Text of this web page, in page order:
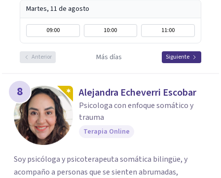
Martes, 11 de agosto
09:00 10:00 11:00
Anterior Más días Siguiente
8 Alejandra Echeverri Escobar
Psicologa con enfoque somático y
trauma
Terapia Online
Soy psicóloga y psicoterapeuta somática bilingüe, y
acompaño a personas que se sienten abrumadas,